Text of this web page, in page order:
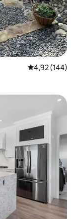
Évaluation
4,92 (144)